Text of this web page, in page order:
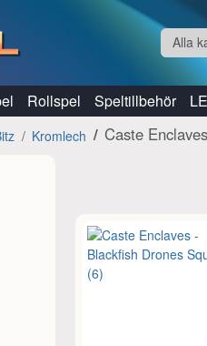
Alla
Rollspel Speltillbehör
Kromlech Caste